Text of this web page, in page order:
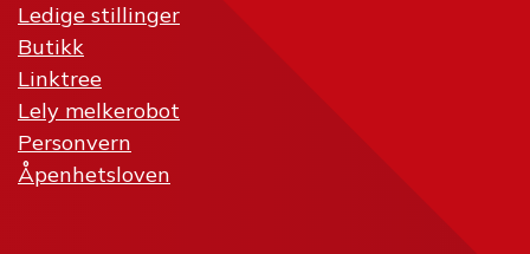
Ledige stillinger
Butikk
Linktree
Lely melkerobot
Personvern
Åpenhetsloven